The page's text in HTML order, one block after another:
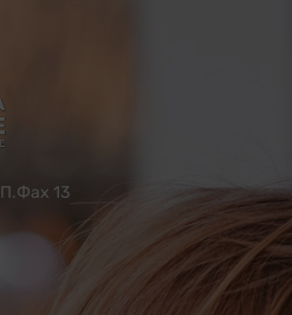
13